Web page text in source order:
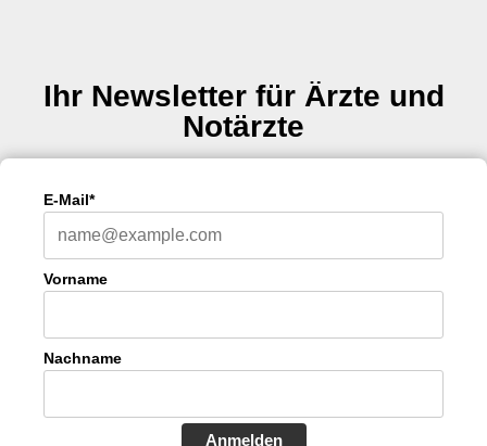
Ihr Newsletter für Ärzte und
Notärzte
E-Mail*
Vorname
Nachname
Anmelden